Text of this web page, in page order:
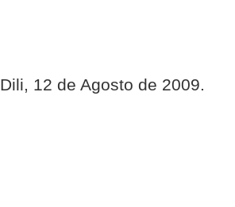
Dili, 12 de Agosto de 2009.